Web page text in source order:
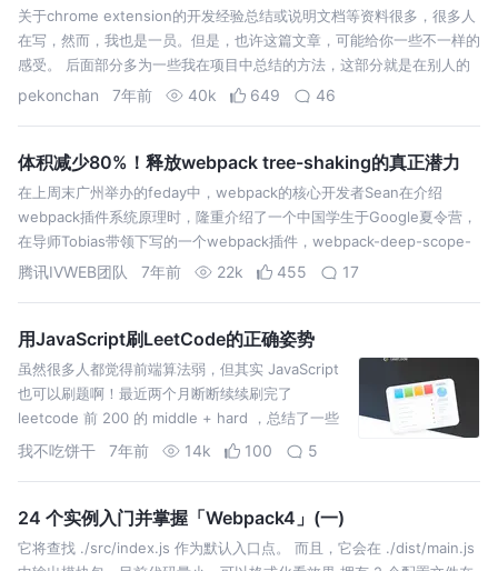
关于chrome extension的开发经验总结或说明文档等资料很多，很多人
在写，然而，我也是一员。但是，也许这篇文章，可能给你一些不一样的
感受。 后面部分多为一些我在项目中总结的方法，这部分就是在别人的
资料可能看不到的地方了，当然，这些方法也许不通用，因为毕竟是基于
pekonchan 7年前 40k 649 46
体积减少80%！释放webpack tree-shaking的真正潜力
在上周末广州举办的feday中，webpack的核心开发者Sean在介绍
webpack插件系统原理时，隆重介绍了一个中国学生于Google夏令营，
在导师Tobias带领下写的一个webpack插件，webpack-deep-scope-
analysis-plugin，这个插件能…
腾讯IVWEB团队 7年前 22k 455 17
用JavaScript刷LeetCode的正确姿势
虽然很多人都觉得前端算法弱，但其实 JavaScript
也可以刷题啊！最近两个月断断续续刷完了
leetcode 前 200 的 middle + hard ，总结了一些
刷题常用的模板代码。走过路过发现 bug 请指出，
我不吃饼干 7年前 14k 100 5
24 个实例入门并掌握「Webpack4」(一)
它将查找 ./src/index.js 作为默认入口点。 而且，它会在 ./dist/main.js